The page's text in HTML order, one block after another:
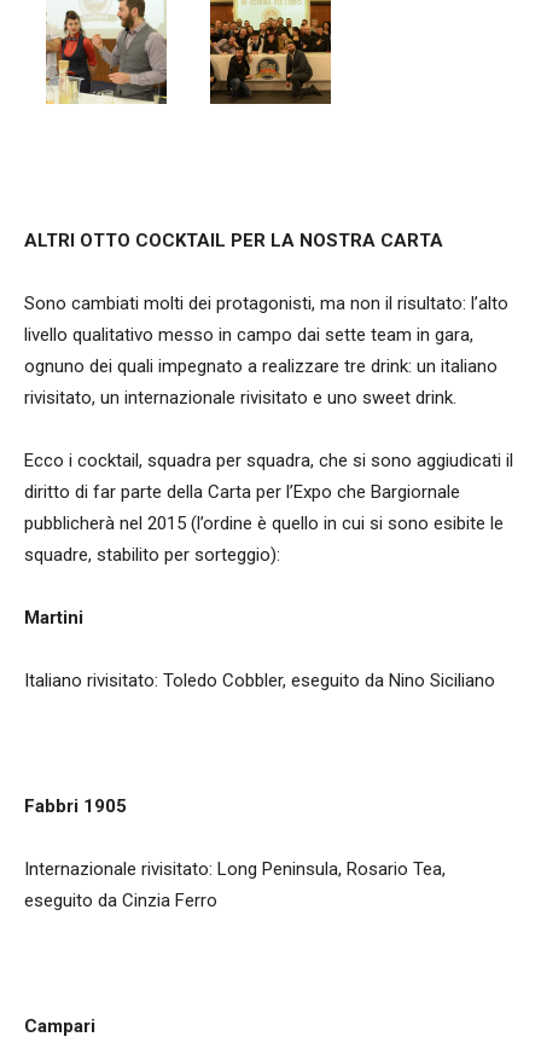
ALTRI OTTO COCKTAIL PER LA NOSTRA CARTA
Sono cambiati molti dei protagonisti, ma non il risultato: l’alto
livello qualitativo messo in campo dai sette team in gara,
ognuno dei quali impegnato a realizzare tre drink: un italiano
rivisitato, un internazionale rivisitato e uno sweet drink.
Ecco i cocktail, squadra per squadra, che si sono aggiudicati il
diritto di far parte della Carta per l’Expo che Bargiornale
pubblicherà nel 2015 (l’ordine è quello in cui si sono esibite le
squadre, stabilito per sorteggio):
Martini
Italiano rivisitato: Toledo Cobbler, eseguito da Nino Siciliano
Fabbri 1905
Internazionale rivisitato: Long Peninsula, Rosario Tea,
eseguito da Cinzia Ferro
Campari